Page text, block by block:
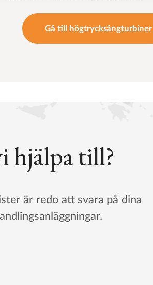
Gå till högtrycksångturbiner
hjälpa till?
är redo att svara på dina